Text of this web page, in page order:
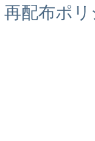
再配布ポリ